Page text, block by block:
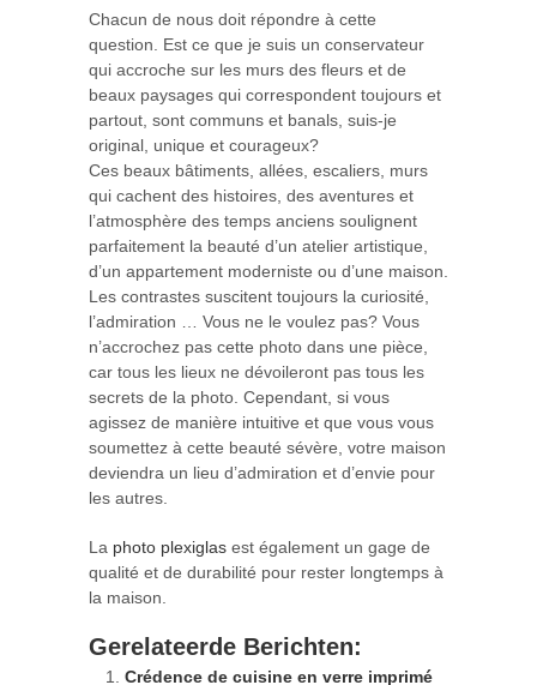
Chacun de nous doit répondre à cette
question. Est ce que je suis un conservateur
qui accroche sur les murs des fleurs et de
beaux paysages qui correspondent toujours et
partout, sont communs et banals, suis-je
original, unique et courageux?
Ces beaux bâtiments, allées, escaliers, murs
qui cachent des histoires, des aventures et
l’atmosphère des temps anciens soulignent
parfaitement la beauté d’un atelier artistique,
d’un appartement moderniste ou d’une maison.
Les contrastes suscitent toujours la curiosité,
l’admiration … Vous ne le voulez pas? Vous
n’accrochez pas cette photo dans une pièce,
car tous les lieux ne dévoileront pas tous les
secrets de la photo. Cependant, si vous
agissez de manière intuitive et que vous vous
soumettez à cette beauté sévère, votre maison
deviendra un lieu d’admiration et d’envie pour
les autres.
La photo plexiglas est également un gage de
qualité et de durabilité pour rester longtemps à
la maison.
Gerelateerde Berichten:
Crédence de cuisine en verre imprimé